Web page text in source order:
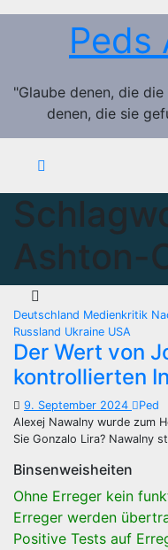
Zum
Peds
"Glaube denen, die
denen, die sie
Ashton-
Deutschland Medienkritik
Russland Ukraine USA
Der Wert von
kontrollierten
9. September 2024
Ped
Alexej Nawalny wurde zum
Sie Gonzalo Lira? Nawalny
Binsenweisheiten
Ohne Erreger kein
Erreger werden
Positive Tests auf